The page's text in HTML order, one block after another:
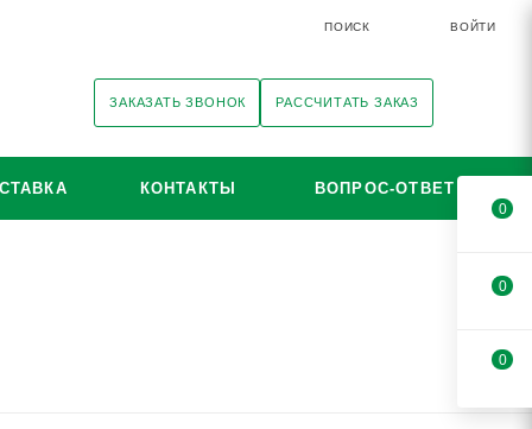
ПОИСК ВОЙТИ
ЗАКАЗАТЬ ЗВОНОК РАССЧИТАТЬ ЗАКАЗ
КОНТАКТЫ ВОПРОС-ОТВЕТ
0
0
0